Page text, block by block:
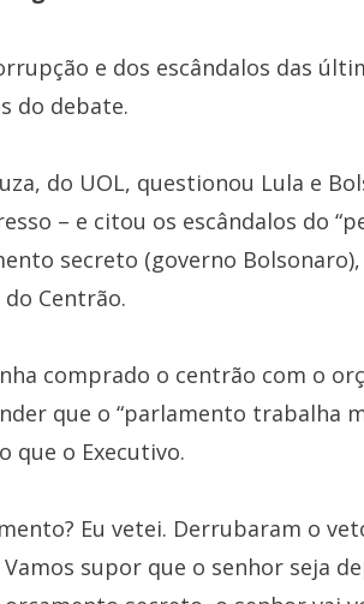
e dos escândalos das
do debate.
do UOL, questionou Lula e
– e citou os escândalos do
secreto (governo
Centrão.
comprado o centrão com o
que o “parlamento trabalha
que o Executivo.
Eu vetei. Derrubaram o
supor que o senhor seja